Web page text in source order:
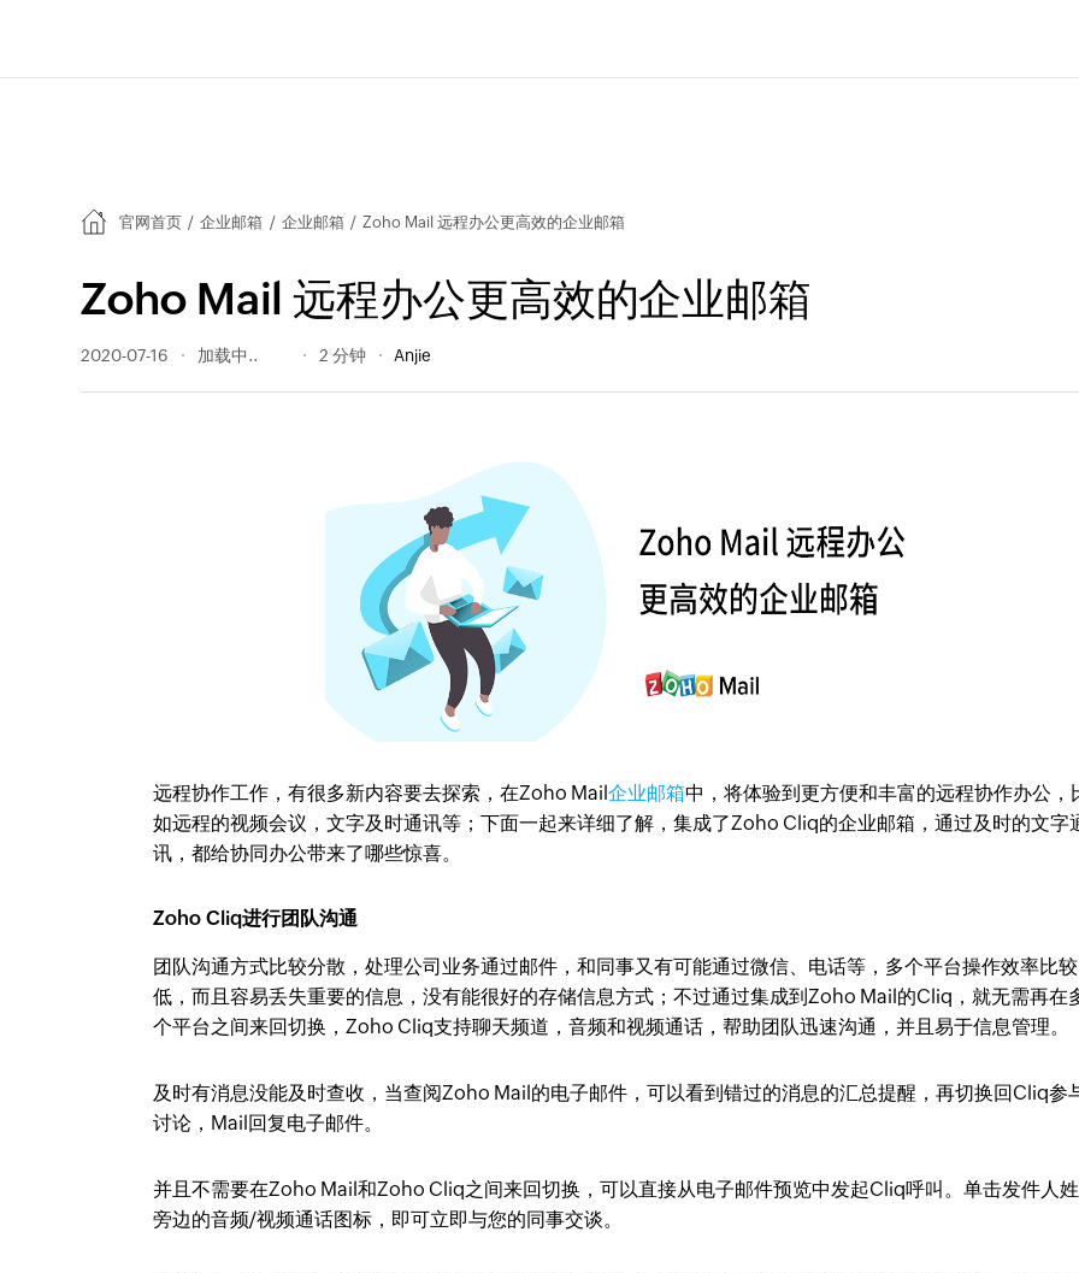
官网首页 / 企业邮箱 / 企业邮箱 / Zoho Mail 远程办公更高效的企业邮箱
Zoho Mail 远程办公更高效的企业邮箱
2020-07-16 2091 阅读量 2 分钟 Anjie
远程协作工作，有很多新内容要去探索，在Zoho Mail企业邮箱中，将体验到更方便和丰富的远程协作办公，
如远程的视频会议，文字及时通讯等；下面一起来详细了解，集成了Zoho Cliq的企业邮箱，通过及时的文字
讯，都给协同办公带来了哪些惊喜。
Zoho Cliq进行团队沟通
团队沟通方式比较分散，处理公司业务通过邮件，和同事又有可能通过微信、电话等，多个平台操作效率比较
低，而且容易丢失重要的信息，没有能很好的存储信息方式；不过通过集成到Zoho Mail的Cliq，就无需再在
个平台之间来回切换，Zoho Cliq支持聊天频道，音频和视频通话，帮助团队迅速沟通，并且易于信息管理。
及时有消息没能及时查收，当查阅Zoho Mail的电子邮件，可以看到错过的消息的汇总提醒，再切换回Cliq参
讨论，Mail回复电子邮件。
并且不需要在Zoho Mail和Zoho Cliq之间来回切换，可以直接从电子邮件预览中发起Cliq呼叫。单击发件人
旁边的音频/视频通话图标，即可立即与您的同事交谈。